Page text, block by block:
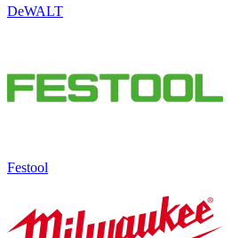
DeWALT
Festool